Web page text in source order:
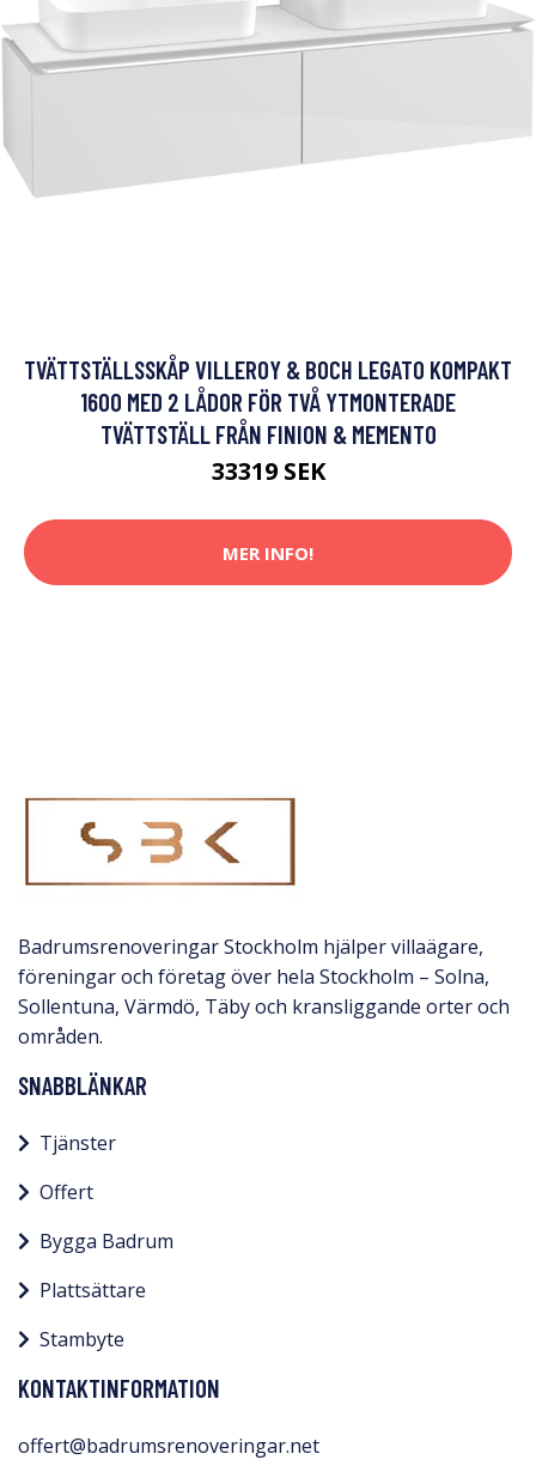
TVÄTTSTÄLLSSKÅP VILLEROY & BOCH LEGATO KOMPAKT
1600 MED 2 LÅDOR FÖR TVÅ YTMONTERADE
TVÄTTSTÄLL FRÅN FINION & MEMENTO
33319 SEK
MER INFO!
Badrumsrenoveringar Stockholm hjälper villaägare,
föreningar och företag över hela Stockholm – Solna,
Sollentuna, Värmdö, Täby och kransliggande orter och
områden.
SNABBLÄNKAR
Tjänster
Offert
Bygga Badrum
Plattsättare
Stambyte
KONTAKTINFORMATION
offert@badrumsrenoveringar.net